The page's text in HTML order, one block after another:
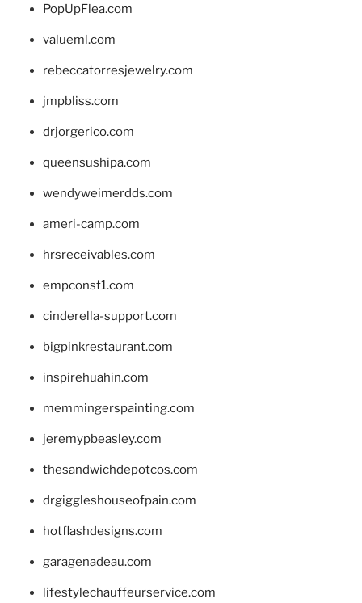
PopUpFlea.com
valueml.com
rebeccatorresjewelry.com
jmpbliss.com
drjorgerico.com
queensushipa.com
wendyweimerdds.com
ameri-camp.com
hrsreceivables.com
empconst1.com
cinderella-support.com
bigpinkrestaurant.com
inspirehuahin.com
memmingerspainting.com
jeremypbeasley.com
thesandwichdepotcos.com
drgiggleshouseofpain.com
hotflashdesigns.com
garagenadeau.com
lifestylechauffeurservice.com